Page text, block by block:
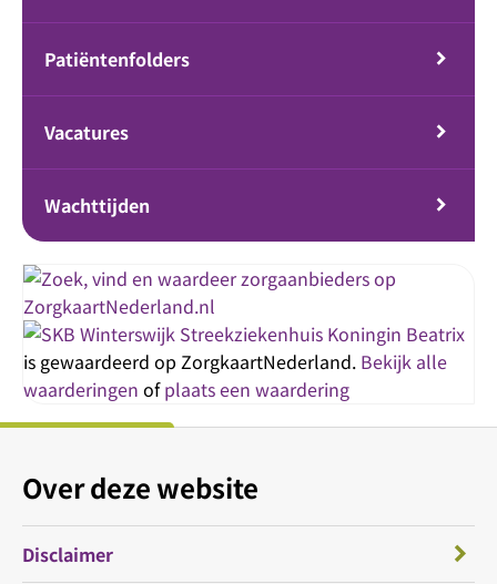
Patiëntenfolders
Vacatures
Wachttijden
Streekziekenhuis Koningin Beatrix
is gewaardeerd op ZorgkaartNederland. Bekijk alle
waarderingen ofplaats een waardering
Over deze website
Disclaimer